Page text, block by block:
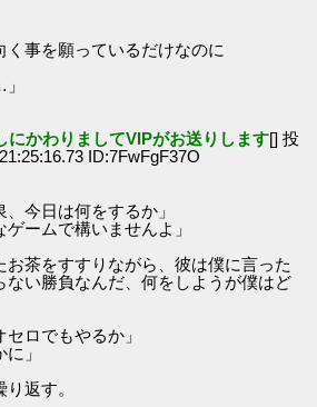
く事を願っているだけなのに
にかわりましてVIPがお送りします[] 投
ID:7FwFgF37O
今日は何をするか」
ームで構いませんよ」
お茶をすすりながら、彼は僕に言った
ない勝負なんだ、何をしようが僕はど
ロでもやるか」
」
返す。